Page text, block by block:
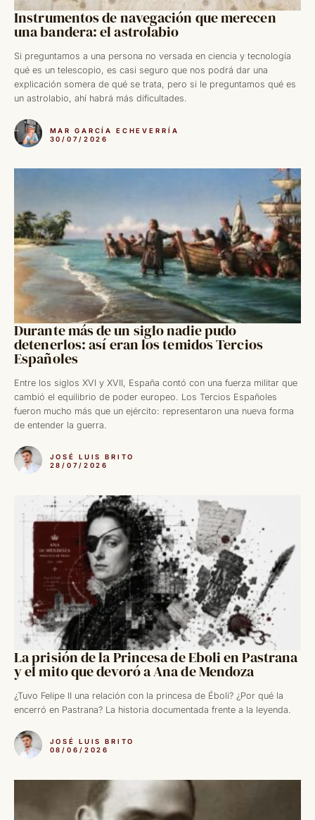
Instrumentos de navegación que merecen
una bandera: el astrolabio
Si preguntamos a una persona no versada en ciencia y tecnología
qué es un telescopio, es casi seguro que nos podrá dar una
explicación somera de qué se trata, pero si le preguntamos qué es
un astrolabio, ahí habrá más dificultades.
MAR GARCÍA ECHEVERRÍA
30/07/2026
Durante más de un siglo nadie pudo
detenerlos: así eran los temidos Tercios
Españoles
Entre los siglos XVI y XVII, España contó con una fuerza militar que
cambió el equilibrio de poder europeo. Los Tercios Españoles
fueron mucho más que un ejército: representaron una nueva forma
de entender la guerra.
JOSÉ LUIS BRITO
28/07/2026
La prisión de la Princesa de Eboli en Pastrana
y el mito que devoró a Ana de Mendoza
¿Tuvo Felipe II una relación con la princesa de Éboli? ¿Por qué la
encerró en Pastrana? La historia documentada frente a la leyenda.
JOSÉ LUIS BRITO
08/06/2026